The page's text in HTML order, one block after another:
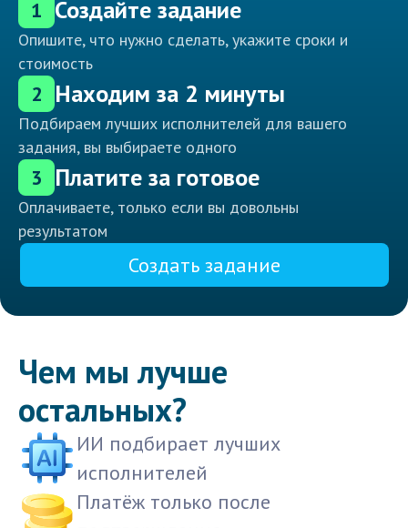
1 Создайте задание
Опишите, что нужно сделать, укажите сроки и
стоимость
2 Находим за 2 минуты
Подбираем лучших исполнителей для вашего
задания, вы выбираете одного
3 Платите за готовое
Оплачиваете, только если вы довольны
результатом
Создать задание
Чем мы лучше
остальных?
ИИ подбирает лучших
исполнителей
Платёж только после